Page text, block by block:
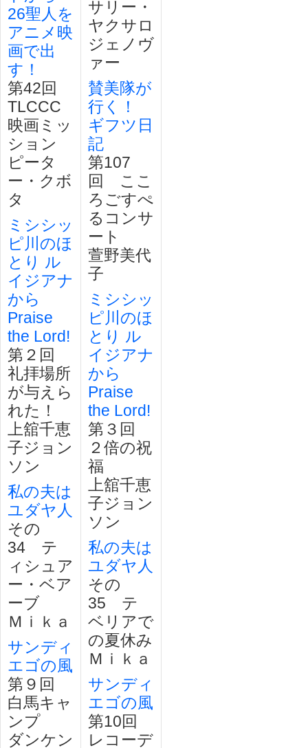
26聖人を
アニメ映
画で出
す！
第42回
TLCCC
映画ミッ
ション
ピータ
ー・クボ
タ
ミシシッ
ピ川のほ
とり ル
イジアナ
から
Praise
the Lord!
第２回
礼拝場所
が与えら
れた！
上舘千恵
子ジョン
ソン
私の夫は
ユダヤ人
その
34 テ
ィシュア
ー・ベア
ーブ
Ｍｉｋａ
サンディ
エゴの風
第９回
白馬キャ
ンプ
ダンケン
サリー・
ヤクサロ
ジェノヴ
ァー
賛美隊が
行く！
ギフツ日
記
第107
回 ここ
ろごすぺ
るコンサ
ート
萱野美代
子
ミシシッ
ピ川のほ
とり ル
イジアナ
から
Praise
the Lord!
第３回
２倍の祝
福
上舘千恵
子ジョン
ソン
私の夫は
ユダヤ人
その
35 テ
ベリアで
の夏休み
Ｍｉｋａ
サンディ
エゴの風
第10回
レコーデ